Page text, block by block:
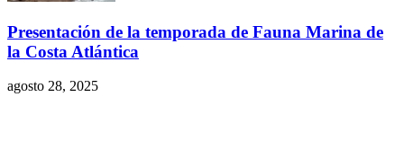
Presentación de la temporada de Fauna Marina de
la Costa Atlántica
agosto 28, 2025